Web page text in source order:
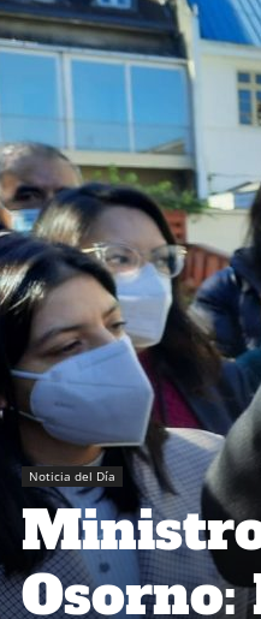
Noticia del Día
Osorno: